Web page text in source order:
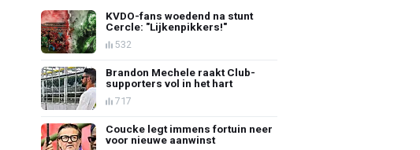
KVDO-fans woedend na stunt
Cercle: "Lijkenpikkers!"
532
Brandon Mechele raakt Club-
supporters vol in het hart
717
Coucke legt immens fortuin neer
voor nieuwe aanwinst